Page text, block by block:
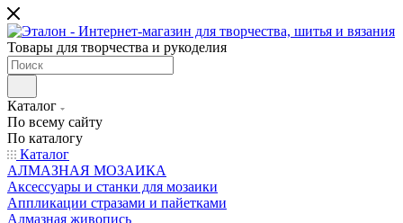
Товары для творчества и рукоделия
Каталог
По всему сайту
По каталогу
Каталог
АЛМАЗНАЯ МОЗАИКА
Аксессуары и станки для мозаики
Аппликации стразами и пайетками
Алмазная живопись